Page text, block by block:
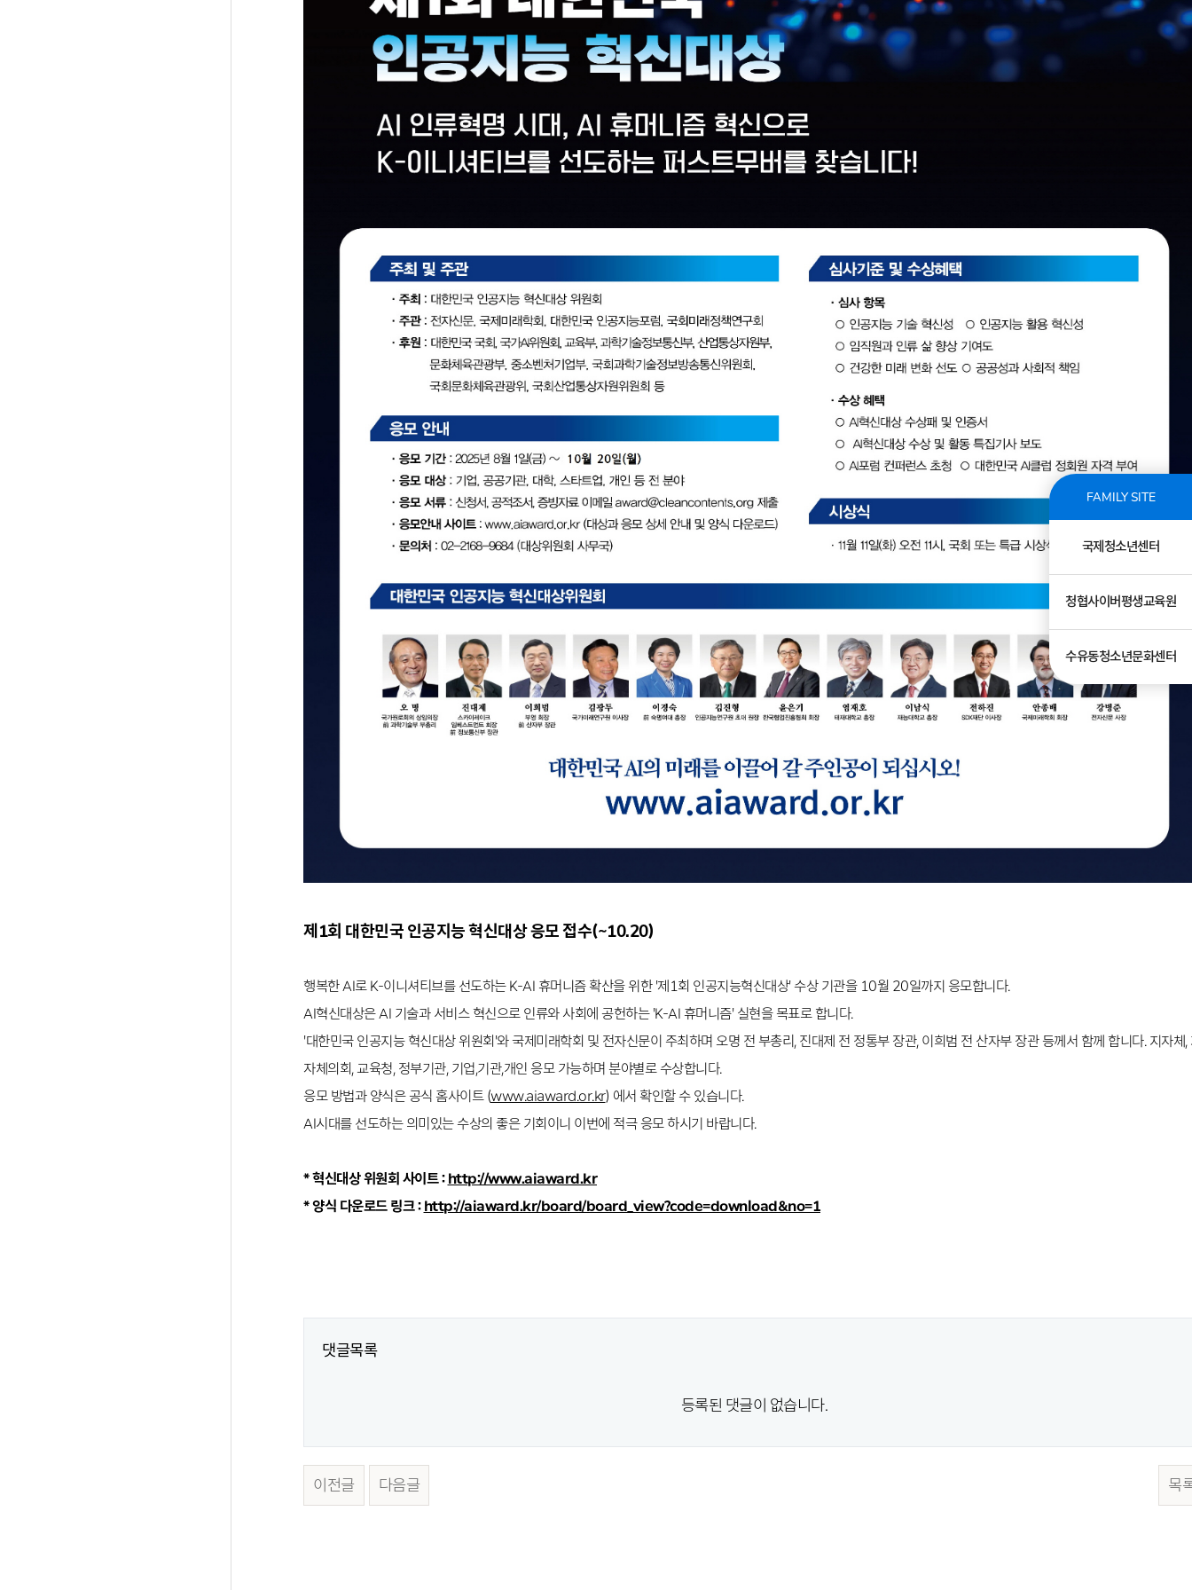
FAMILY SITE
국제청소년센터
청협사이버평생교육원
수유동청소년문화센터
제1회 대한민국 인공지능 혁신대상 응모 접수(~10.20)
행복한 AI로 K-이니셔티브를 선도하는 K-AI 휴머니즘 확산을 위한 '제1회 인공지능혁신대상' 수상 기관을 10월 20일까지 응모합니다.
AI혁신대상은 AI 기술과 서비스 혁신으로 인류와 사회에 공헌하는 'K-AI 휴머니즘' 실현을 목표로 합니다.
'대한민국 인공지능 혁신대상 위원회'와 국제미래학회 및 전자신문이 주최하며 오명 전 부총리, 진대제 전 정통부 장관, 이희범 전 산자부 장관 등께서 함께 합니다. 지자체,
자체의회, 교육청, 정부기관, 기업,기관,개인 응모 가능하며 분야별로 수상합니다.
응모 방법과 양식은 공식 홈사이트 (www.aiaward.or.kr) 에서 확인할 수 있습니다.
AI시대를 선도하는 의미있는 수상의 좋은 기회이니 이번에 적극 응모 하시기 바랍니다.
* 혁신대상 위원회 사이트 :http://www.aiaward.kr
* 양식 다운로드 링크 :http://aiaward.kr/board/board_view?code=download&no=1
댓글목록
등록된 댓글이 없습니다.
이전글 다음글 목